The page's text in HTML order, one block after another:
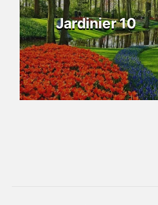
Jardinier 10